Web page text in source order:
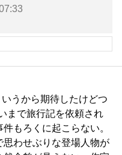
うから期待したけどつ
まで旅行記を依頼され
もろくに起こらない。
わせぶりな登場人物が